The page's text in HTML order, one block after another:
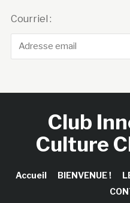
Courriel :
Club
Culture
Accueil BIENVENUE !